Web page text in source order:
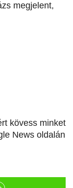
megjelent,
kövess minket
News oldalán